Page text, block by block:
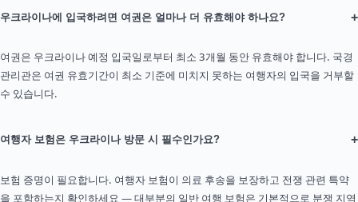
우크라이나에 입국하려면 여권은 얼마나 더 유효해야 하나요? +
여권은 우크라이나 예정 입국일로부터 최소 3개월 동안 유효해야 합니다. 국경
관리관은 여권 유효기간이 최소 기준에 미치지 못하는 여행자의 입국을 거부할
수 있습니다.
여행자 보험은 우크라이나 방문 시 필수인가요? +
보험 증명이 필요합니다. 여행자 보험이 의료 후송을 보장하고 전쟁 관련 특약
을 포함하는지 확인하세요 — 대부분의 일반 여행 보험은 기본적으로 분쟁 지역